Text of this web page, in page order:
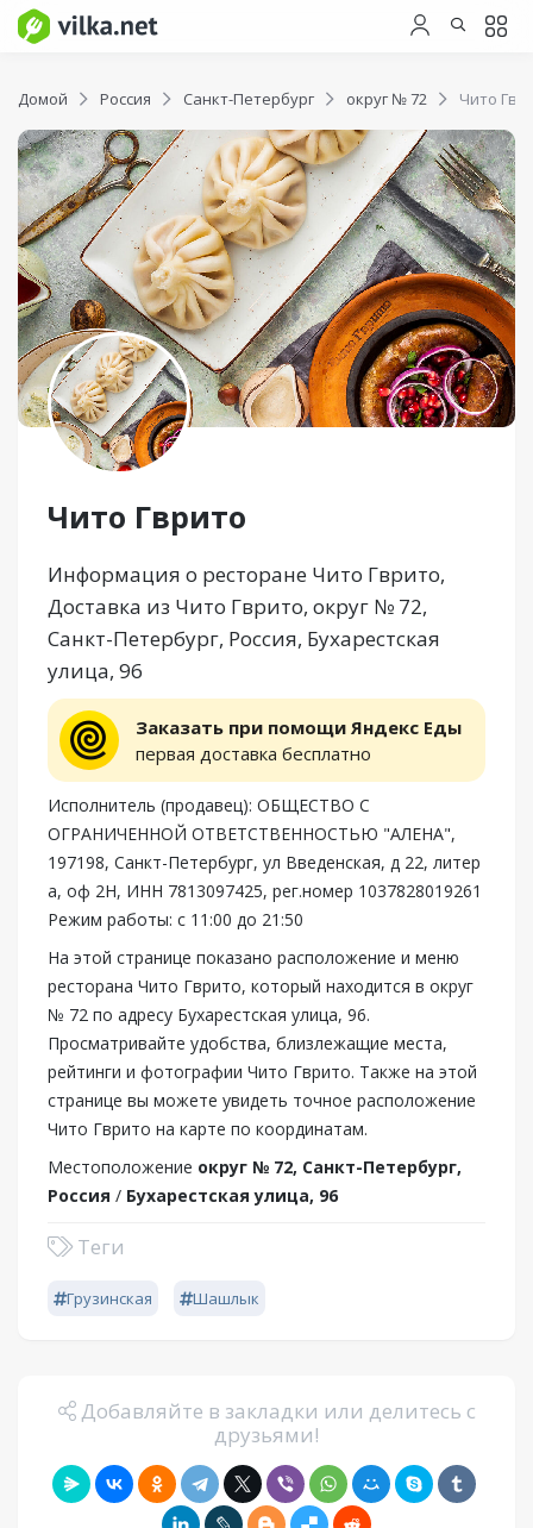
Домой Россия Санкт-Петербург округ № 72 Чито
Чито Гврито
Информация о ресторане Чито Гврито,
Доставка из Чито Гврито, округ № 72,
Санкт-Петербург, Россия, Бухарестская
улица, 96
Заказать при помощи Яндекс Еды
первая доставка бесплатно
Исполнитель (продавец): ОБЩЕСТВО С
ОГРАНИЧЕННОЙ ОТВЕТСТВЕННОСТЬЮ "АЛЕНА",
197198, Санкт-Петербург, ул Введенская, д 22, литер
а, оф 2Н, ИНН 7813097425, рег.номер 1037828019261
Режим работы: с 11:00 до 21:50
На этой странице показано расположение и меню
ресторана Чито Гврито, который находится в округ
№ 72 по адресу Бухарестская улица, 96.
Просматривайте удобства, близлежащие места,
рейтинги и фотографии Чито Гврито. Также на этой
странице вы можете увидеть точное расположение
Чито Гврито на карте по координатам.
Местоположение округ № 72, Санкт-Петербург,
Россия / Бухарестская улица, 96
Теги
Грузинская Шашлык
Добавляйте в закладки или делитесь с
друзьями!